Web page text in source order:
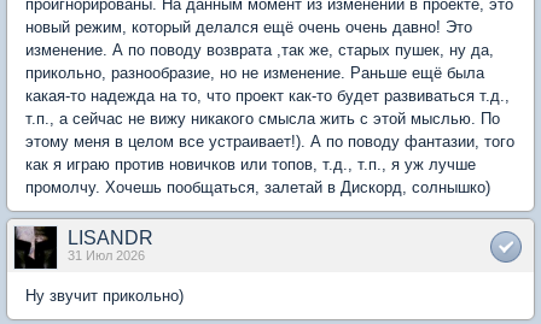
проигнорированы. На данным момент из изменений в проекте, это
новый режим, который делался ещё очень очень давно! Это
изменение. А по поводу возврата ,так же, старых пушек, ну да,
прикольно, разнообразие, но не изменение. Раньше ещё была
какая-то надежда на то, что проект как-то будет развиваться т.д.,
т.п., а сейчас не вижу никакого смысла жить с этой мыслью. По
этому меня в целом все устраивает!). А по поводу фантазии, того
как я играю против новичков или топов, т.д., т.п., я уж лучше
промолчу. Хочешь пообщаться, залетай в Дискорд, солнышко)
LISANDR
31 Июл 2026
Ну звучит прикольно)